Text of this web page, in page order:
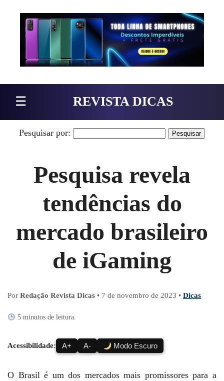
Pular para o conteúdo
☰ REVISTA DICAS
Pesquisar por:
Pesquisa revela
tendências do
mercado brasileiro
de iGaming
Por Redação Revista Dicas • 7 de novembro de 2023 • Dicas
5 minutos de leitura.
Acessibilidade: A+ A- Modo Escuro
O Brasil é um dos mercados mais promissores para a